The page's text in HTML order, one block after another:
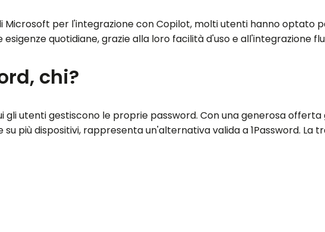
Microsoft per l'integrazione con Copilot, molti utenti hanno optato
quotidiane, grazie alla loro facilità d'uso e all'integrazione
chi?
gli utenti gestiscono le proprie password. Con una generosa
più dispositivi, rappresenta un'alternativa valida a 1Password.